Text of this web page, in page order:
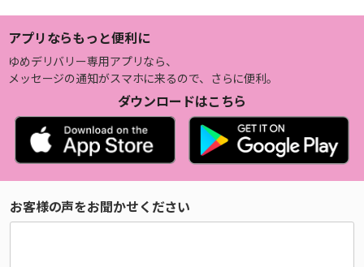
アプリならもっと便利に
ゆめデリバリー専用アプリなら、
メッセージの通知がスマホに来るので、さらに便利。
ダウンロードはこちら
お客様の声をお聞かせください